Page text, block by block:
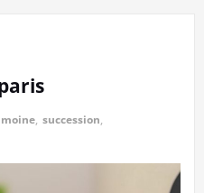
, succession,